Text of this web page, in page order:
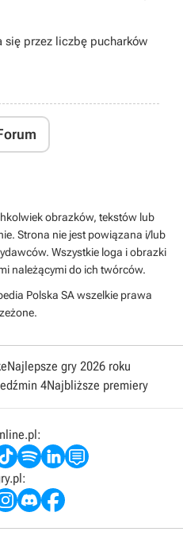
się przez liczbę pucharków
obrazków, tekstów lub
Strona nie jest powiązana i/lub
Wszystkie loga i obrazki
należącymi do ich twórców.
Polska SA wszelkie prawa
Najlepsze gry 2026 roku
4Najbliższe premiery